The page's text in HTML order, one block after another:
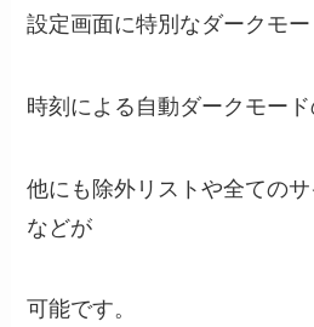
設定画面に特別なダークモ
時刻による自動ダークモード
他にも除外リストや全ての
などが
可能です。